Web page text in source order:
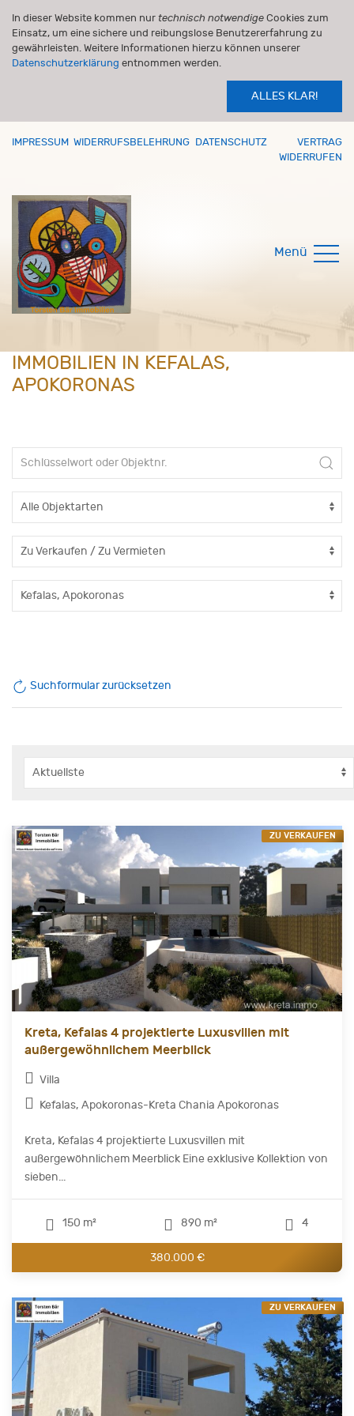
In dieser Website kommen nur technisch notwendige Cookies zum
Einsatz, um eine sichere und reibungslose Benutzererfahrung zu
gewährleisten. Weitere Informationen hierzu können unserer
Datenschutzerklärung entnommen werden.
ALLES KLAR!
IMPRESSUM WIDERRUFSBELEHRUNG DATENSCHUTZ
VERTRAG
WIDERRUFEN
Menü
IMMOBILIEN IN KEFALAS,
APOKORONAS
Suchformular zurücksetzen
Kreta, Kefalas 4 projektierte Luxusvillen mit
außergewöhnlichem Meerblick
Villa
Kefalas, Apokoronas-Kreta Chania Apokoronas
Kreta, Kefalas 4 projektierte Luxusvillen mit
außergewöhnlichem Meerblick Eine exklusive Kollektion von
sieben...
150 m² 890 m² 4
380.000 €
ZU VERKAUFEN
ZU VERKAUFEN